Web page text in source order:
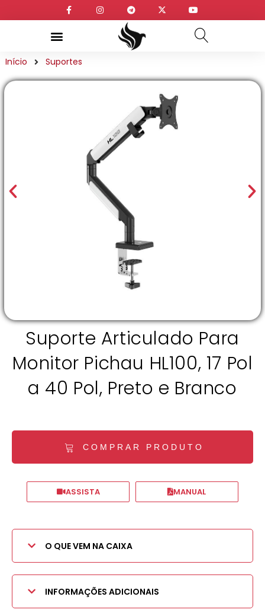
Início Suportes
Suporte Articulado Para
Monitor Pichau HL100, 17 Pol
a 40 Pol, Preto e Branco
COMPRAR PRODUTO
ASSISTA MANUAL
O QUE VEM NA CAIXA
INFORMAÇÕES ADICIONAIS